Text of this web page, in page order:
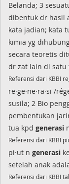
Belanda; 3
dibentuk dr hasil
kata jadian; kata
kimia yg
secara teoretis
dr zat lain dl satu
Referensi dari KBBI
re·ge·ne·ra·si /
susila; 2 Bio
pembentukan
tua kpd generasi
Referensi dari KBBI
pi·ut n generasi
setelah anak
Referensi dari KBBI